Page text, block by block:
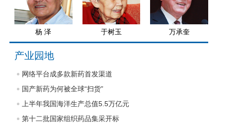
杨 泽 于树玉 万承奎
产业园地
网络平台成多款新药首发渠道
国产新药为何被全球“扫货”
上半年我国海洋生产总值5.5万亿元
第十二批国家组织药品集采开标